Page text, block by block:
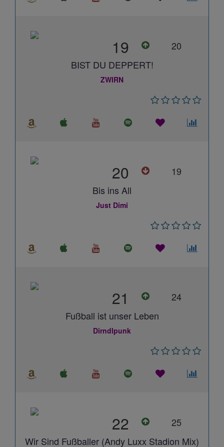
19
20
BIST DU DEPPERT!
ZWIRN
20
19
Bis ins All
Just Dimi
21
24
Fußball ist unser Leben
Dirndlpunk
22
25
Wir Sind Fußballer (Andy Luxx Stadion Mix)